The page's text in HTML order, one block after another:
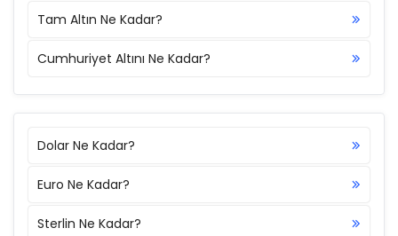
Tam Altın Ne Kadar?
Cumhuriyet Altını Ne Kadar?
Dolar Ne Kadar?
Euro Ne Kadar?
Sterlin Ne Kadar?